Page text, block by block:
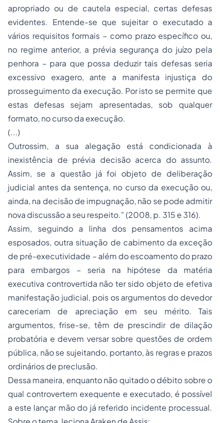
apropriado ou de cautela especial, certas defesas
evidentes. Entende-se que sujeitar o executado a
vários requisitos formais – como prazo específico ou,
no regime anterior, a prévia segurança do juízo pela
penhora – para que possa deduzir tais defesas seria
excessivo exagero, ante a manifesta injustiça do
prosseguimento da execução. Por isto se permite que
estas defesas sejam apresentadas, sob qualquer
formato, no curso da execução.
(...)
Outrossim, a sua alegação está condicionada à
inexistência de prévia decisão acerca do assunto.
Assim, se a questão já foi objeto de deliberação
judicial antes da sentença, no curso da execução ou,
ainda, na decisão de impugnação, não se pode admitir
nova discussão a seu respeito.” (2008, p. 315 e 316).
Assim, seguindo a linha dos pensamentos acima
esposados, outra situação de cabimento da exceção
de pré-executividade – além do escoamento do prazo
para embargos – seria na hipótese da matéria
executiva controvertida não ter sido objeto de efetiva
manifestação judicial, pois os argumentos do devedor
careceriam de apreciação em seu mérito. Tais
argumentos, frise-se, têm de prescindir de dilação
probatória e devem versar sobre questões de ordem
pública, não se sujeitando, portanto, às regras e prazos
ordinários de preclusão.
Dessa maneira, enquanto não quitado o débito sobre o
qual controvertem exequente e executado, é possível
a este lançar mão do já referido incidente processual.